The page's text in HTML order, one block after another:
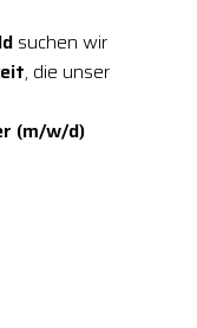
suchen wir
, die unser
(m/w/d)